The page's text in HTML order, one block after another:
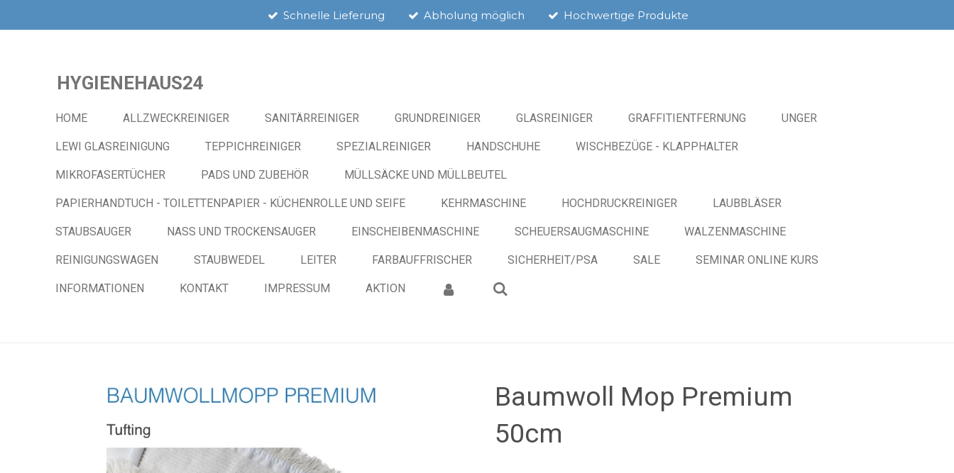
Schnelle Lieferung Abholung möglich Hochwertige Produkte
HYGIENEHAUS24
HOME ALLZWECKREINIGER SANITÄRREINIGER GRUNDREINIGER GLASREINIGER GRAFFITIENTFERNUNG UNGER
LEWI GLASREINIGUNG TEPPICHREINIGER SPEZIALREINIGER HANDSCHUHE WISCHBEZÜGE - KLAPPHALTER
MIKROFASERTÜCHER PADS UND ZUBEHÖR MÜLLSÄCKE UND MÜLLBEUTEL
PAPIERHANDTUCH - TOILETTENPAPIER - KÜCHENROLLE UND SEIFE KEHRMASCHINE HOCHDRUCKREINIGER LAUBBLÄSER
STAUBSAUGER NASS UND TROCKENSAUGER EINSCHEIBENMASCHINE SCHEUERSAUGMASCHINE WALZENMASCHINE
REINIGUNGSWAGEN STAUBWEDEL LEITER FARBAUFFRISCHER SICHERHEIT/PSA SALE SEMINAR ONLINE KURS
INFORMATIONEN KONTAKT IMPRESSUM AKTION
Baumwoll Mop Premium
50cm